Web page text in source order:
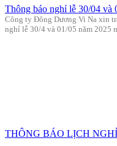
Thông báo nghỉ lễ 30/04 và
Công ty Đông Dương Vi Na xin
nghỉ lễ 30/4 và 01/05 năm 2025
THÔNG BÁO LỊCH